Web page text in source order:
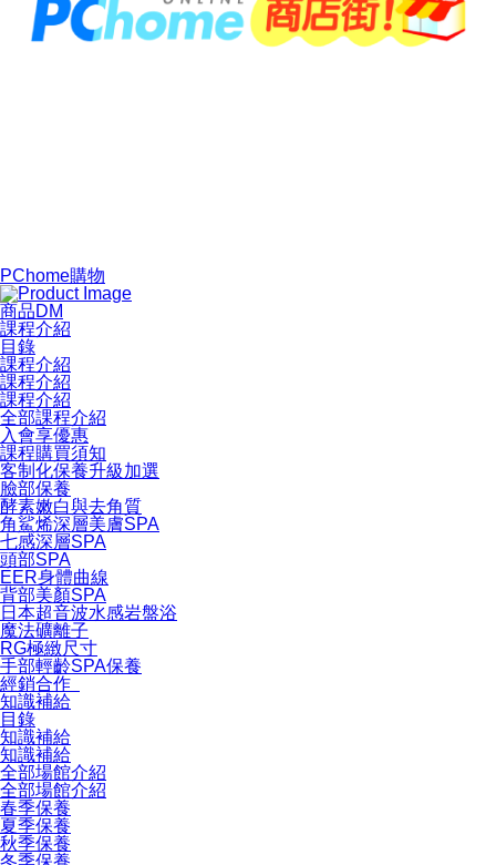
PChome購物
商品DM
課程介紹
目錄
課程介紹
課程介紹
課程介紹
全部課程介紹
入會享優惠
課程購買須知
客制化保養升級加選
臉部保養
酵素嫩白與去角質
角鯊烯深層美膚SPA
七感深層SPA
頭部SPA
EER身體曲線
背部美顏SPA
日本超音波水感岩盤浴
魔法礦離子
RG極緻尺寸
手部輕齡SPA保養
經銷合作
知識補給
目錄
知識補給
知識補給
全部場館介紹
全部場館介紹
春季保養
夏季保養
秋季保養